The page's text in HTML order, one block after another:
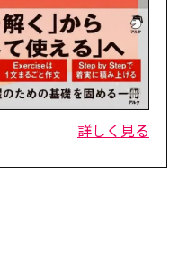
詳しく見る